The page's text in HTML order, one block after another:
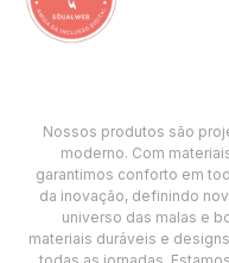
Nossos produtos são
moderno. Com
garantimos conforto em
da inovação, definindo
universo das malas e
materiais duráveis e